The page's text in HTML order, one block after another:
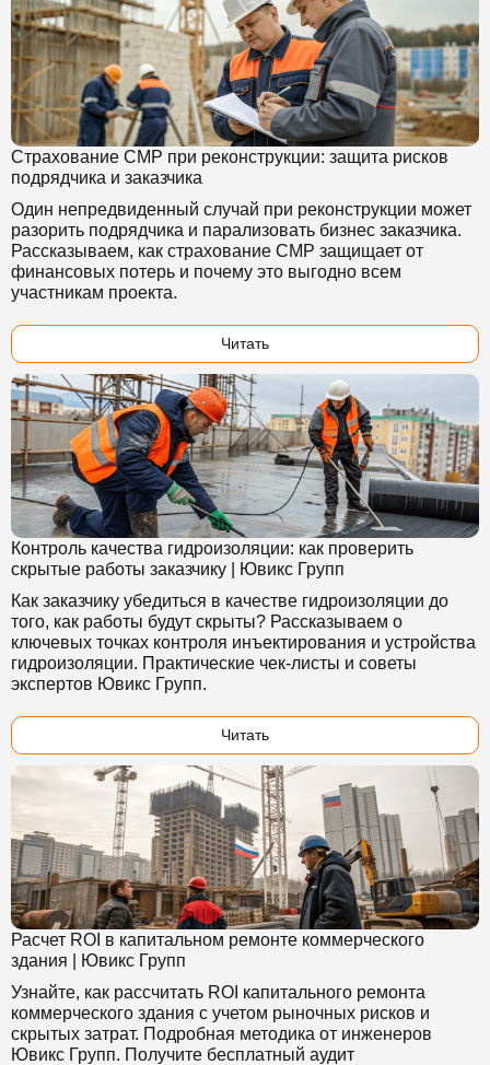
Страхование СМР при реконструкции: защита рисков
подрядчика и заказчика
Один непредвиденный случай при реконструкции может
разорить подрядчика и парализовать бизнес заказчика.
Рассказываем, как страхование СМР защищает от
финансовых потерь и почему это выгодно всем
участникам проекта.
Читать
Контроль качества гидроизоляции: как проверить
скрытые работы заказчику | Ювикс Групп
Как заказчику убедиться в качестве гидроизоляции до
того, как работы будут скрыты? Рассказываем о
ключевых точках контроля инъектирования и устройства
гидроизоляции. Практические чек-листы и советы
экспертов Ювикс Групп.
Читать
Расчет ROI в капитальном ремонте коммерческого
здания | Ювикс Групп
Узнайте, как рассчитать ROI капитального ремонта
коммерческого здания с учетом рыночных рисков и
скрытых затрат. Подробная методика от инженеров
Ювикс Групп. Получите бесплатный аудит